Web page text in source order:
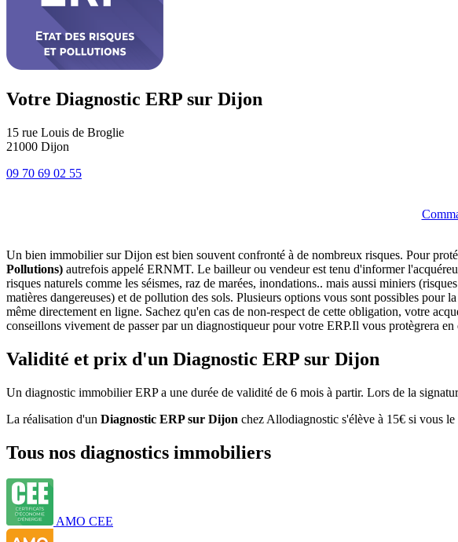
Votre Diagnostic ERP sur Dijon
15 rue Louis de Broglie
21000 Dijon
09 70 69 02 55
Un bien immobilier sur Dijon est bien souvent confronté à de nombreux risques. Pour
Pollutions) autrefois appelé ERNMT. Le bailleur ou vendeur est tenu d'informer
risques naturels comme les séismes, raz de marées, inondations.. mais aussi miniers
matières dangereuses) et de pollution des sols. Plusieurs options vous sont possibles
même directement en ligne. Sachez qu'en cas de non-respect de cette obligation, votre
conseillons vivement de passer par un diagnostiqueur pour votre ERP.Il vous protègrera
Validité et prix d'un Diagnostic ERP sur Dijon
Un diagnostic immobilier ERP a une durée de validité de 6 mois à partir. Lors de la
La réalisation d'un Diagnostic ERP sur Dijon chez Allodiagnostic s'élève à 15€ si vous le
Tous nos diagnostics immobiliers
AMO CEE